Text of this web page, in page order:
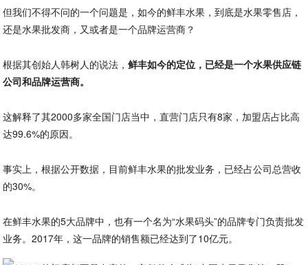
但我们不得不问的一个问题是，如今的鲜丰水果，到底是水果零售店，
还是水果批发商，又或者是一个品牌运营商？
根据其创始人韩树人的说法，鲜丰如今的定位，已经是一个水果供应链
公司和品牌运营商。
这解释了其2000多家全国门店当中，直营门店只有8家，加盟店占比高
达99.6%的原因。
事实上，根据公开数据，目前鲜丰水果的批发业务，已经占公司总营收
的30%。
在鲜丰水果的5大品牌中，也有一个名为“水果码头”的品牌专门负责批发
业务。2017年，这一品牌的销售额已经达到了10亿元。